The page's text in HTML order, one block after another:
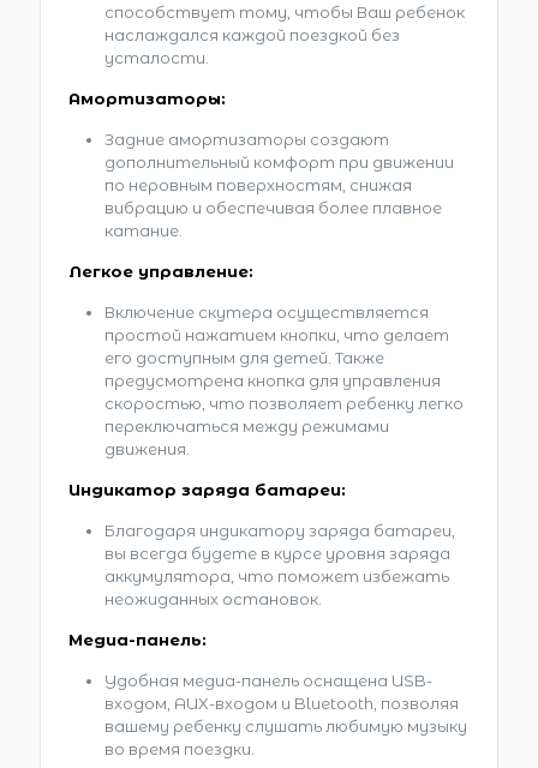
способствует тому, чтобы Ваш ребенок
наслаждался каждой поездкой без
усталости.
Амортизаторы:
Задние амортизаторы создают
дополнительный комфорт при движении
по неровным поверхностям, снижая
вибрацию и обеспечивая более плавное
катание.
Легкое управление:
Включение скутера осуществляется
простой нажатием кнопки, что делает
его доступным для детей. Также
предусмотрена кнопка для управления
скоростью, что позволяет ребенку легко
переключаться между режимами
движения.
Индикатор заряда батареи:
Благодаря индикатору заряда батареи,
вы всегда будете в курсе уровня заряда
аккумулятора, что поможет избежать
неожиданных остановок.
Медиа-панель:
Удобная медиа-панель оснащена USB-
входом, AUX-входом и Bluetooth, позволяя
вашему ребенку слушать любимую музыку
во время поездки.